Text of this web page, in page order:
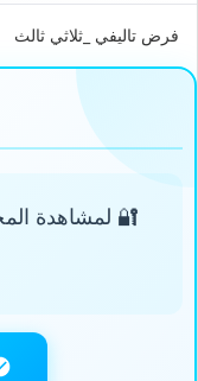
فرض تاليفي _ثلاثي ثالث
🔐 لمشاهدة